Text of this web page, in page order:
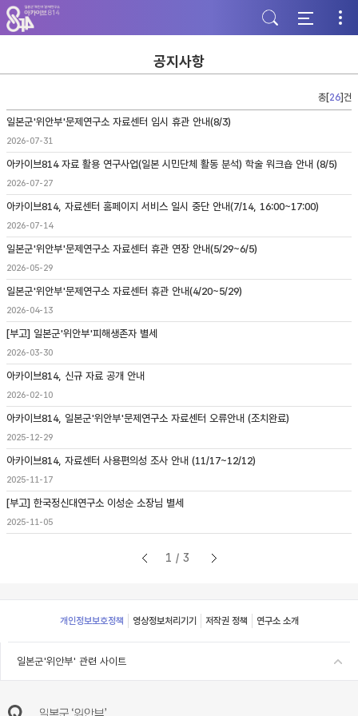
주
메
뉴
가
본
문
바
기
하
단
바
기
공지사항
총[26]건
일본군'위안부'문제연구소 자료센터 임시 휴관 안내(8/3)
2026-07-31
아카이브814 자료 활용 연구사업(일본 시민단체 활동 분석) 학술 워크숍 안내 (8/5)
2026-07-27
아카이브814, 자료센터 홈페이지 서비스 일시 중단 안내(7/14, 16:00~17:00)
2026-07-14
일본군'위안부'문제연구소 자료센터 휴관 연장 안내(5/29~6/5)
2026-05-29
일본군'위안부'문제연구소 자료센터 휴관 안내(4/20~5/29)
2026-04-13
[부고] 일본군'위안부'피해생존자 별세
2026-03-30
아카이브814, 신규 자료 공개 안내
2026-02-10
아카이브814, 일본군'위안부'문제연구소 자료센터 오류안내 (조치완료)
2025-12-29
아카이브814, 자료센터 사용편의성 조사 안내 (11/17~12/12)
2025-11-17
[부고] 한국정신대연구소 이성순 소장님 별세
2025-11-05
1/3
Footer
개인정보보호정책 영상정보처리기기 저작권 정책 연구소 소개
일본군'위안부' 관련 사이트